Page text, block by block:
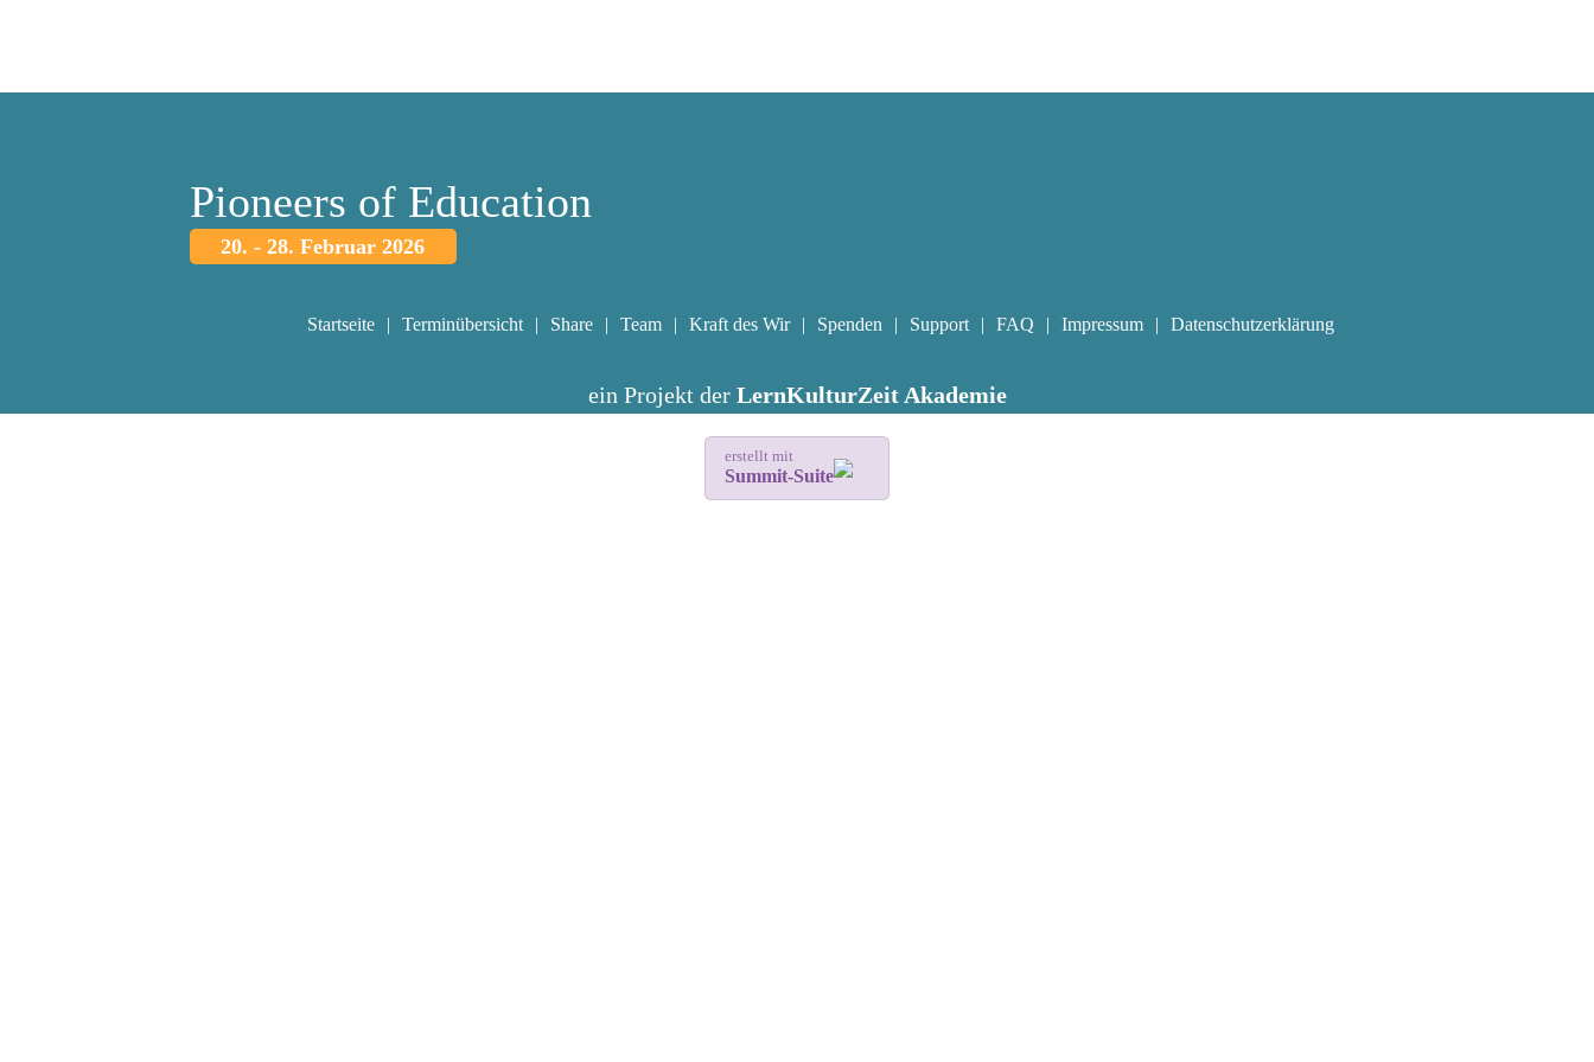
Pioneers of Education
20. - 28. Februar 2026
Startseite Terminübersicht Share Team Kraft des Wir Spenden Support FAQ Impressum Datenschutzerklärung
ein Projekt der LernKulturZeit Akademie
erstellt mit
Summit-Suite